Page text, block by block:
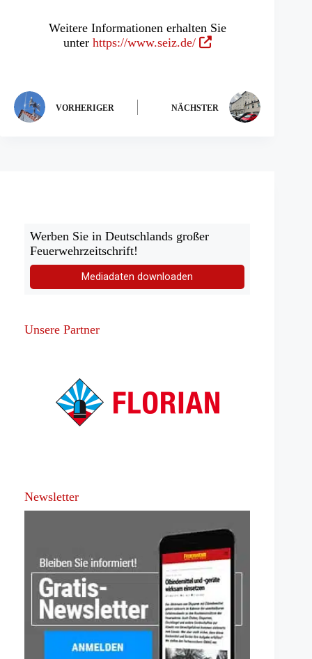
Weitere Informationen erhalten Sie
unter https://www.seiz.de/(Öffnet
VORHERIGER NÄCHSTER
Werben Sie in Deutschlands großer
Feuerwehrzeitschrift!
Mediadaten downloaden
Unsere Partner
Newsletter